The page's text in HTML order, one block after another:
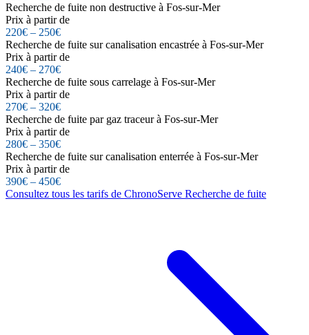
Recherche de fuite non destructive à Fos-sur-Mer
Prix à partir de
220€ – 250€
Recherche de fuite sur canalisation encastrée à Fos-sur-Mer
Prix à partir de
240€ – 270€
Recherche de fuite sous carrelage à Fos-sur-Mer
Prix à partir de
270€ – 320€
Recherche de fuite par gaz traceur à Fos-sur-Mer
Prix à partir de
280€ – 350€
Recherche de fuite sur canalisation enterrée à Fos-sur-Mer
Prix à partir de
390€ – 450€
Consultez tous les tarifs de ChronoServe Recherche de fuite